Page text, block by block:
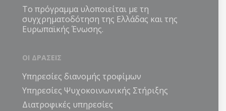
Το πρόγραμμα υλοποιείται με τη
συγχρηματοδότηση της Ελλάδας και της
Ευρωπαϊκής Ένωσης.
ΟΙ ΔΡΑΣΕΙΣ
Υπηρεσίες διανομής τροφίμων
Υπηρεσίες Ψυχοκοινωνικής Στήριξης
Διατροφικές υπηρεσίες